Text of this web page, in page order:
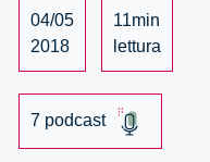
04/05
2018
11min
lettura
7 podcast